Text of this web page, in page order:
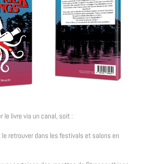
le livre via un canal, soit :
retrouver dans les festivals et salons en